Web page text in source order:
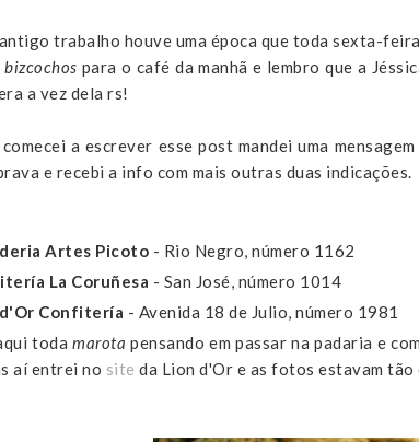
trabalho houve uma época que toda sexta-
bizcochos para o café da manhã e lembro que a
a vez dela rs!
a escrever esse post mandei uma
e recebi a info com mais outras duas indicações.
Artes Picoto - Rio Negro, número 1162
La Coruñesa - San José, número 1014
Confitería - Avenida 18 de Julio, número 1981
todamarota pensando em passar na padaria e
aí entrei no site da Lion d'Or e as fotos estavam